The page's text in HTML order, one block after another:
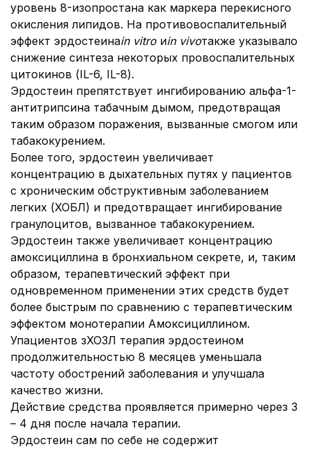
уровень 8-изопростана как маркера перекисного
окисления липидов. На противовоспалительный
эффект эрдостеинаin vitro иin vivoтакже указывало
снижение синтеза некоторых провоспалительных
цитокинов (IL-6, IL-8).
Эрдостеин препятствует ингибированию альфа-1-
антитрипсина табачным дымом, предотвращая
таким образом поражения, вызванные смогом или
табакокурением.
Более того, эрдостеин увеличивает
концентрацию в дыхательных путях у пациентов
с хроническим обструктивным заболеванием
легких (ХОБЛ) и предотвращает ингибирование
гранулоцитов, вызванное табакокурением.
Эрдостеин также увеличивает концентрацию
амоксициллина в бронхиальном секрете, и, таким
образом, терапевтический эффект при
одновременном применении этих средств будет
более быстрым по сравнению с терапевтическим
эффектом монотерапии Амоксициллином.
Упациентов зХОЗЛ терапия эрдостеином
продолжительностью 8 месяцев уменьшала
частоту обострений заболевания и улучшала
качество жизни.
Действие средства проявляется примерно через 3
– 4 дня после начала терапии.
Эрдостеин сам по себе не содержит